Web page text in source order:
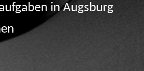
in Augsburg